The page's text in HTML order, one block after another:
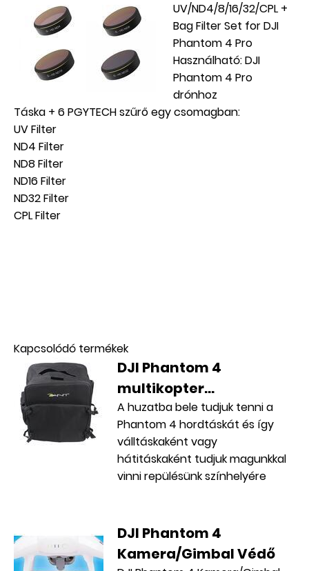
UV/ND4/8/16/32/CPL +
Bag Filter Set for DJI
Phantom 4 Pro
Használható: DJI
Phantom 4 Pro
drónhoz
Táska + 6 PGYTECH szűrő egy csomagban:
UV Filter
ND4 Filter
ND8 Filter
ND16 Filter
ND32 Filter
CPL Filter
Kapcsolódó termékek
DJI Phantom 4
multikopter...
A huzatba bele tudjuk tenni a
Phantom 4 hordtáskát és így
válltáskaként vagy
hátitáskaként tudjuk magunkkal
vinni repülésünk színhelyére
DJI Phantom 4
Kamera/Gimbal Védő